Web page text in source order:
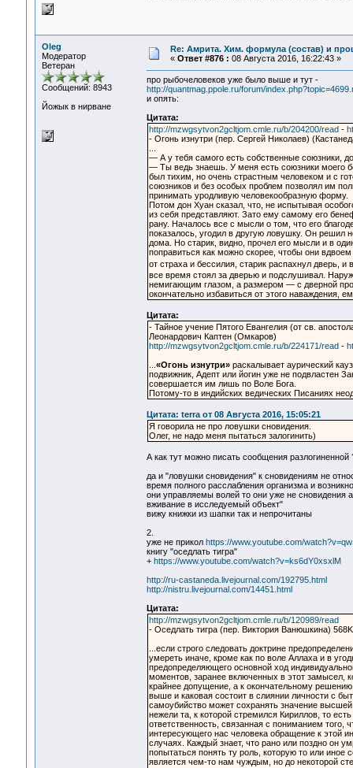
Oleg
Модератор
Ветеран
Сообщений: 8943
Йожык в нирване
Re: Амрита. Хим. формула (состав) и
« Ответ #876 : 08 Августа 2016, 16:22:43 »
про рыбочеловеков уже было выше и тут -
http://quantmag.ppole.ru/forum/
и опять:
Цитата:
http://mzwgsytvon2gcltjom.cmle.ru/b/204200/read -
- Огонь изнутри (пер. Сергей Николаев)
— А у тебя самого есть собственные союзники,
— Ты ведь знаешь. У меня есть союзники моего
был тихим, но очень страстным человеком и с
союзников и без особых проблем позволял им
принимать уродливую человекообразную форму.
Потом дон Хуан сказал, что, не испытывая
из себя представляют. Зато ему самому его
рану. Началось все с мысли о том, что его
показалось, угодил в другую ловушку. Он решил
дома. Но старик, видно, прочел его мысли и в
поправиться как можно скорее, чтобы они
от страха и бессилия, старик распахнул дверь,
все время стоял за дверью и подслушивал.
немигающим глазом, а размером — с дверной
окончательно избавиться от этого наваждения,
Цитата:
- Тайное учение Пятого Евангелия (от св.
Леонардович Каптен (Омкаров)
http://mzwgsytvon2gcltjom.cmle.ru/b/224171/read -
«Огонь изнутри»раскалывает аурический
подвижник, Адепт или йогин уже не подвластен
совершается им лишь по Воле Бога.
Потому-то в индийских ведических Писаниях
Цитата: terra от 08 Августа 2016, 15:05:21
Я говорила не про ловушки сновидения.
Олег, не надо меня пытаться залогинить)
А как тут можно писать сообщения разлогиненной
да и "ловушки сновидения" к сновидениям не
время полного расслабления организма и
они управляемы волей то они уже не сновидения
вживание в исследуемый объект"
вижу книжки из шапки так и непрочитаны
2.
уже не прикол https://www.youtube.com/
книгу "оседлать тигра"
+ https://www.youtube.com/watch?v=ks6dY0xsxlM
http://ru-castaneda.livejournal.com/192795.html
http://nistru.livejournal.com/14451.html
Цитата:
http://mzwgsytvon2gcltjom.cmle.ru/b/120989/read
- Оседлать тигра (пер. Виктория Ванюшкина)
...если строго следовать доктрине
умереть иначе, кроме как по воле Аллаха и в
предопределяющего основной ход
моментов, заранее включенных в этот замысел,
крайнее допущение, а к окончательному
выше и каковая состоит в слиянии личности с
самоубийство может сохранять значение
нежели та, к которой стремился Кириллов, то
ответственность, связанная с пониманием
интересующего нас человека обращение к этой
случаях. Каждый знает, что рано или поздно он
попытаться понять ту роль, которую то или иное
является чем-то нам чуждым, но до некоторой